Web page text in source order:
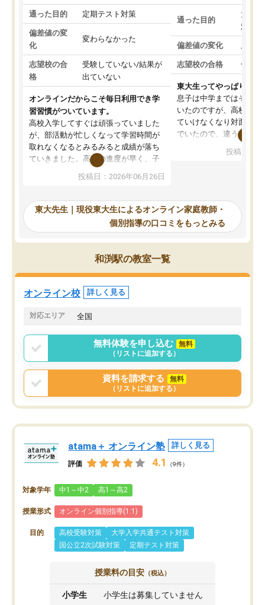
通った目的 定期テスト対策
偏差値の変
化
変わらなかった
志望校の合
格
受験していない/結果が
出ていない
オンラインだからこそ毎日利用でき学
習習慣がついています。
高校入学してすぐは頑張っていました
が、部活動が忙しくなって学習時間が
取れなくなるとみるみると成績が落ち
ていきました。高校の進度が早く、子
供も家に帰って勉強の話すると嫌な反
応を示します。東大先生にお願いして
れるので、親としても安心です。毎日
使える自習室とかもあり、わからない
ところがあれば先生が回答してくれる
のも重宝しています。
投稿日：2026年06月26日
通った目的
大学
対策
偏差値の変化
志望校の合格 合格
東大生ってやっぱりすご
息子は中学まではそこそ
いたのですが、高校に入
ていけなくなり対面の塾
でいたので、違うアプロ
で、当初は模試でD判定
自習室が毎日使えていつ
るのが心強かったよう
謝です。
投稿日：
東大先生｜現役東大生によるオンライン家庭教師・
個別指導の口コミをもっとみる
和渕駅の教室一覧
オンライン校 詳しく見る
対応エリア 全国
無料体験を申し込む
無料
（リストに追加する）
資料を請求する
無料
（リストに追加する）
atama＋ オンライン塾 詳しく見る
評価 4.1 （9件）
対象学年 中1～中2 高1～高2
授業形式 オンライン個別指導(1:1)
目的 高校受験対策
大学入学共通テスト対策
国公立2次試験対策
定期テスト対策
授業料の目安 （税込）
小学生 小学生は募集していません